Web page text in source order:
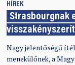
HÍREK
Strasbourgnak
Nagy jelentőségű
menekülőnek, a